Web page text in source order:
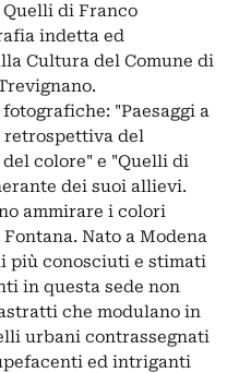
Quelli di Franco
indetta ed
Cultura del Comune di
"Paesaggi a
retrospettiva del
colore" e "Quelli di
dei suoi allievi.
ammirare i colori
Nato a Modena
più conosciuti e stimati
in questa sede non
che modulano in
urbani contrassegnati
ed intriganti